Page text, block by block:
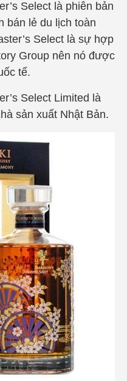
Select là phiên bản
bán lẻ du lịch toàn
Select là sự hợp
Group nên nó được
tế.
Select Limited là
sản xuất Nhật Bản.